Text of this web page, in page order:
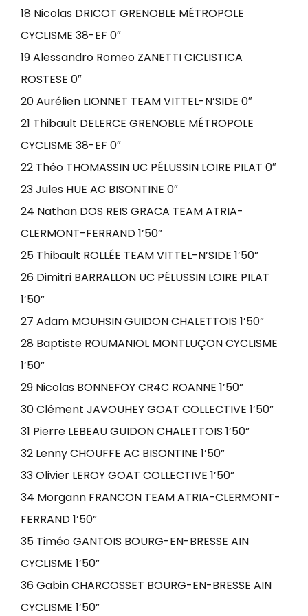
18 Nicolas DRICOT GRENOBLE MÉTROPOLE
CYCLISME 38-EF 0″
19 Alessandro Romeo ZANETTI CICLISTICA
ROSTESE 0″
20 Aurélien LIONNET TEAM VITTEL-N’SIDE 0″
21 Thibault DELERCE GRENOBLE MÉTROPOLE
CYCLISME 38-EF 0″
22 Théo THOMASSIN UC PÉLUSSIN LOIRE PILAT 0″
23 Jules HUE AC BISONTINE 0″
24 Nathan DOS REIS GRACA TEAM ATRIA-
CLERMONT-FERRAND 1’50”
25 Thibault ROLLÉE TEAM VITTEL-N’SIDE 1’50”
26 Dimitri BARRALLON UC PÉLUSSIN LOIRE PILAT
1’50”
27 Adam MOUHSIN GUIDON CHALETTOIS 1’50”
28 Baptiste ROUMANIOL MONTLUÇON CYCLISME
1’50”
29 Nicolas BONNEFOY CR4C ROANNE 1’50”
30 Clément JAVOUHEY GOAT COLLECTIVE 1’50”
31 Pierre LEBEAU GUIDON CHALETTOIS 1’50”
32 Lenny CHOUFFE AC BISONTINE 1’50”
33 Olivier LEROY GOAT COLLECTIVE 1’50”
34 Morgann FRANCON TEAM ATRIA-CLERMONT-
FERRAND 1’50”
35 Timéo GANTOIS BOURG-EN-BRESSE AIN
CYCLISME 1’50”
36 Gabin CHARCOSSET BOURG-EN-BRESSE AIN
CYCLISME 1’50”